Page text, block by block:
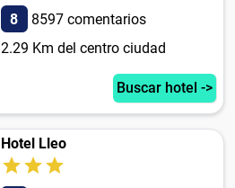
8
8597 comentarios
2.29 Km del centro ciudad
Buscar hotel ->
Hotel Lleo